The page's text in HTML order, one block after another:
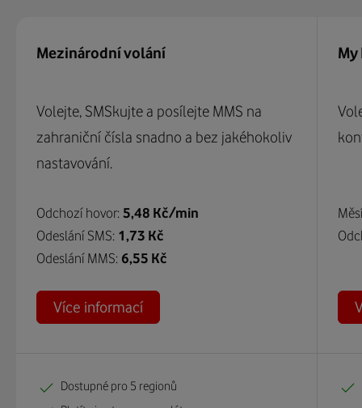
Mezinárodní volání
Volejte, SMSkujte a posílejte MMS na
zahraniční čísla snadno a bez jakéhokoliv
nastavování.
Odchozí hovor: 5,48 Kč/min
Odeslání SMS: 1,73 Kč
Odeslání MMS: 6,55 Kč
Více informací
Dostupné pro 5 regionů
My